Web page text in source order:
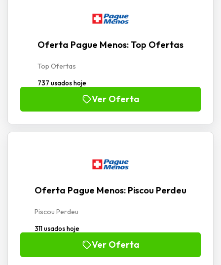
Oferta Pague Menos: Top Ofertas
Top Ofertas
737 usados hoje
Ver Oferta
Oferta Pague Menos: Piscou Perdeu
Piscou Perdeu
311 usados hoje
Ver Oferta